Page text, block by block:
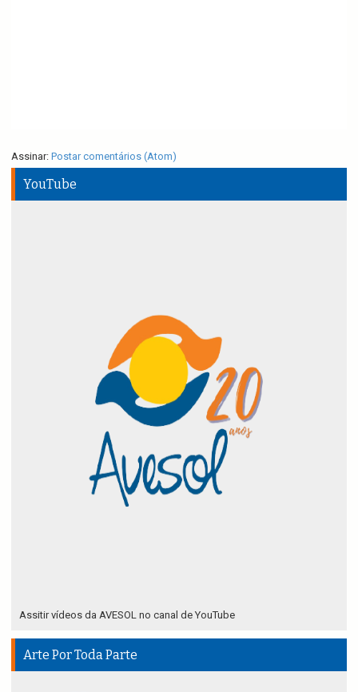
Assinar: Postar comentários (Atom)
YouTube
Assitir vídeos da AVESOL no canal de YouTube
Arte Por Toda Parte